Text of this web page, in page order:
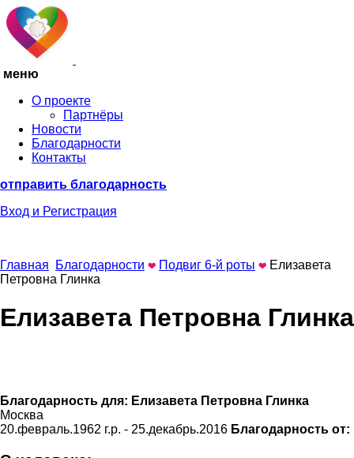
меню
О проекте
Партнёры
Новости
Благодарности
Контакты
отправить благодарность
Вход и Регистрация
Главная Благодарности Подвиг 6-й роты
Елизавета
Петровна Глинка
Елизавета Петровна Глинка
Благодарность для: Елизавета Петровна Глинка
Москва
20.февраль.1962 г.р. - 25.декабрь.2016 Благодарность от: